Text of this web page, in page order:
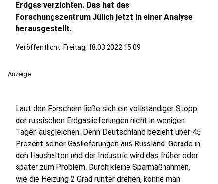
Erdgas verzichten. Das hat das
Forschungszentrum Jülich jetzt in einer Analyse
herausgestellt.
Veröffentlicht: Freitag, 18.03.2022 15:09
Anzeige
Laut den Forschern ließe sich ein vollständiger Stopp
der russischen Erdgaslieferungen nicht in wenigen
Tagen ausgleichen. Denn Deutschland bezieht über 45
Prozent seiner Gaslieferungen aus Russland. Gerade in
den Haushalten und der Industrie wird das früher oder
später zum Problem. Durch kleine Sparmaßnahmen,
wie die Heizung 2 Grad runter drehen, könne man